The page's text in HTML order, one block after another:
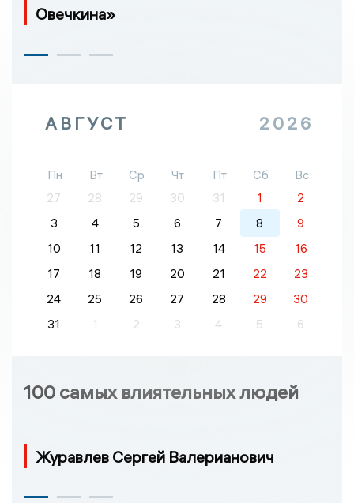
Овечкина»
АВГУСТ 2026
Пн Вт Ср Чт Пт Сб
Вс
27
28 29 30 31 1
2
3
4 5 6 7 8
9
10
11 12 13 14 15
16
17
18 19 20 21 22
23
24
25 26 27 28 29
30
31
1 2 3 4 5 6
100 самых влиятельных людей
Журавлев Сергей Валерианович